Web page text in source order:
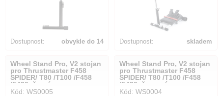
Dostupnost:
obvykle do 14
Dostupnost: skladem
Wheel Stand Pro, V2 stojan
pro Thrustmaster F458
SPIDER/ T80 /T100 /F458
/F430, černý
Kód: WS0005
Wheel Stand Pro, V2 stojan
pro Thrustmaster F458
SPIDER/ T80 /T100 /F458
/F430, červený
Kód: WS0004